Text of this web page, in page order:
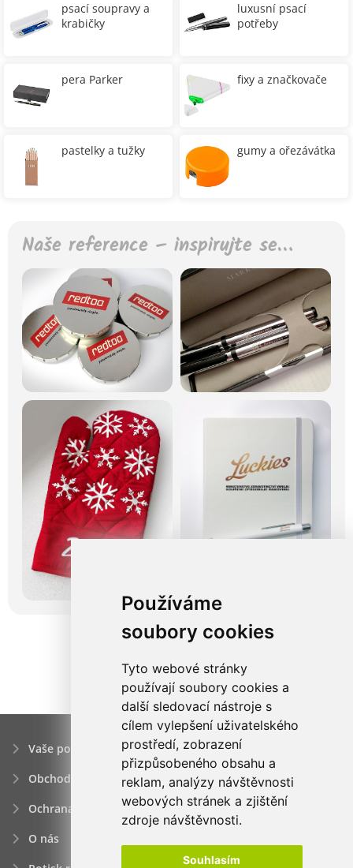
Používáme
soubory cookies
Tyto webové stránky
používají soubory cookies a
další sledovací nástroje s
cílem vylepšení uživatelského
prostředí, zobrazení
přizpůsobeného obsahu a
reklam, analýzy návštěvnosti
webových stránek a zjištění
zdroje návštěvnosti.
Souhlasím
psací soupravy a
krabičky
luxusní psací
potřeby
pera Parker fixy a značkovače
pastelky a tužky gumy a ořezávátka
Naše reference – inspirujte se…
Vaše poptávka
Obchodní podmínky
Ochrana osobních údajú
O nás